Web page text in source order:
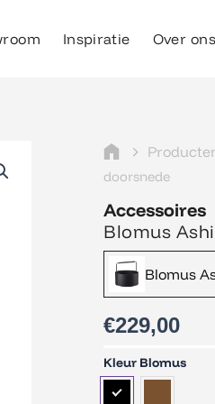
Inspiratie Over ons
doorsnede
Accessoires
Blomus
Blomus
€229,00
Kleur Blomus
Blomus
Ashi
houtkorf